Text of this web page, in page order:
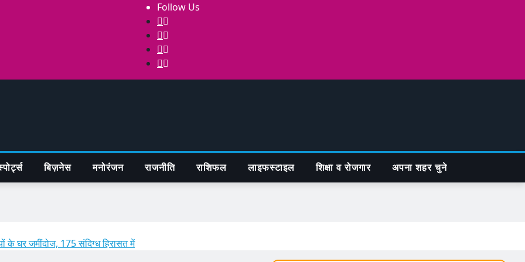
Follow Us
बिज़नेस मनोरंजन राजनीति राशिफल लाइफस्टाइल शिक्षा व रोजगार अपना शहर चुने
घर जमींदोज, 175 संदिग्ध हिरासत में